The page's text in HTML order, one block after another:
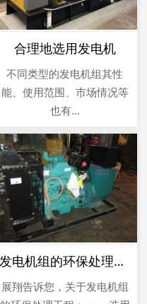
合理地选用发电机
不同类型的发电机组其性
能、使用范围、市场情况等
也有...
发电机组的环保处理工艺流程
展翔告诉您，关于发电机组